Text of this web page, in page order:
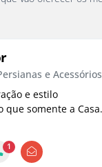
e Acessórios
e estilo
que somente a Casa
sua casa está aqui,
requintes para o seu
1